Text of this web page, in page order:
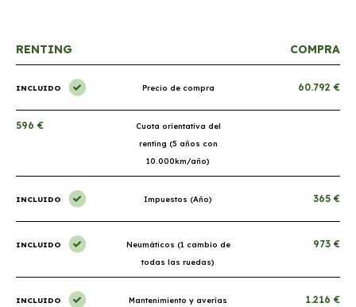
RENTING COMPRA
INCLUIDO Precio de compra 60.792 €
596 €
Cuota orientativa del
renting (5 años con
10.000km/año)
INCLUIDO Impuestos (Año) 365 €
INCLUIDO
Neumáticos (1 cambio de
todas las ruedas)
973 €
INCLUIDO
Mantenimiento y averías
1.216 €